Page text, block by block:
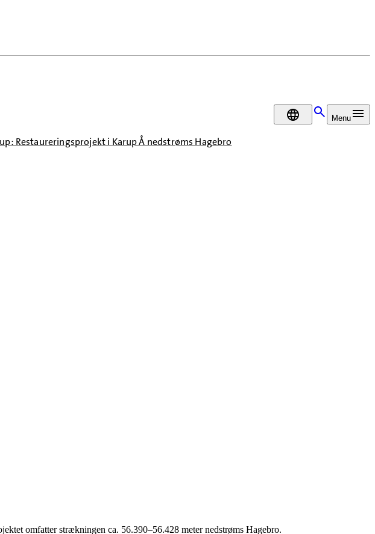
DA Menu
Restaureringsprojekt i Karup Å nedstrøms Hagebro
omfatter strækningen ca. 56.390–56.428 meter nedstrøms Hagebro.